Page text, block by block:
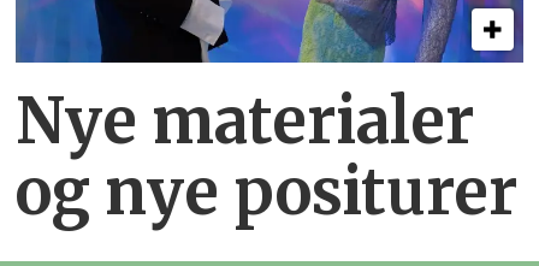
Nye materialer
og nye positurer